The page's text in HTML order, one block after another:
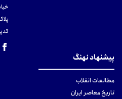
پلاک 121،
پیشنهاد نهنگ
مطالعات انقلاب
تاریخ معاصر ایران